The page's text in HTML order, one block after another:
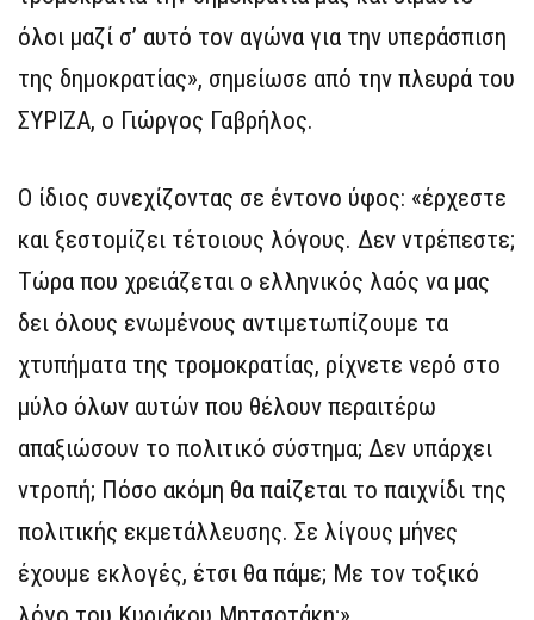
όλοι μαζί σ’ αυτό τον αγώνα για την υπεράσπιση
της δημοκρατίας», σημείωσε από την πλευρά του
ΣΥΡΙΖΑ, ο Γιώργος Γαβρήλος.
Ο ίδιος συνεχίζοντας σε έντονο ύφος: «έρχεστε
και ξεστομίζει τέτοιους λόγους. Δεν ντρέπεστε;
Τώρα που χρειάζεται ο ελληνικός λαός να μας
δει όλους ενωμένους αντιμετωπίζουμε τα
χτυπήματα της τρομοκρατίας, ρίχνετε νερό στο
μύλο όλων αυτών που θέλουν περαιτέρω
απαξιώσουν το πολιτικό σύστημα; Δεν υπάρχει
ντροπή; Πόσο ακόμη θα παίζεται το παιχνίδι της
πολιτικής εκμετάλλευσης. Σε λίγους μήνες
έχουμε εκλογές, έτσι θα πάμε; Με τον τοξικό